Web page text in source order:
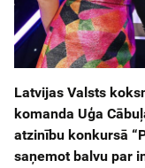
Latvijas Valsts
komanda Uģa
atzinību konkursā
saņemot balvu par